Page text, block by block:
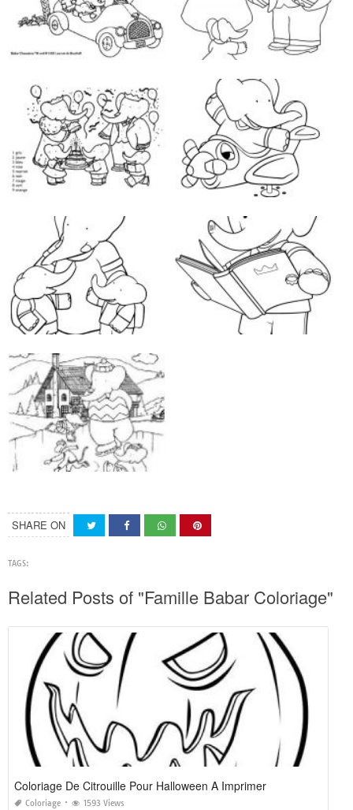
SHARE ON
TAGS:
Related Posts of "Famille Babar Coloriage"
Coloriage De Citrouille Pour Halloween A Imprimer
Coloriage 1593 Views